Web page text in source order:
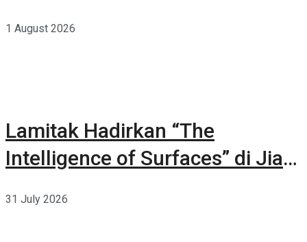
1 August 2026
Lamitak Hadirkan “The
Intelligence of Surfaces” di Jia
31 July 2026